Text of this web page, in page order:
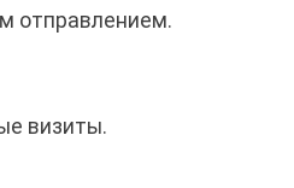
отправлением.
визиты.